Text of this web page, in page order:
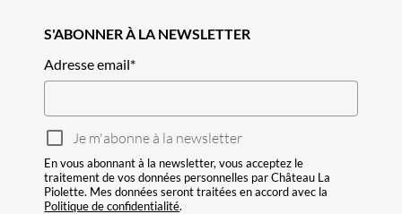
S'ABONNER À LA NEWSLETTER
Adresse email*
Je m'abonne à la newsletter
En vous abonnant à la newsletter, vous acceptez le
traitement de vos données personnelles par Château La
Piolette. Mes données seront traitées en accord avec la
Politique de confidentialité.